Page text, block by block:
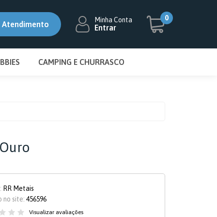
Atendimento Minha Conta
Entrar
0
CAMPING E CHURRASCO
FOGAREIRO
GRELHA
RR Metais
no site: 456596
Visualizar avaliações